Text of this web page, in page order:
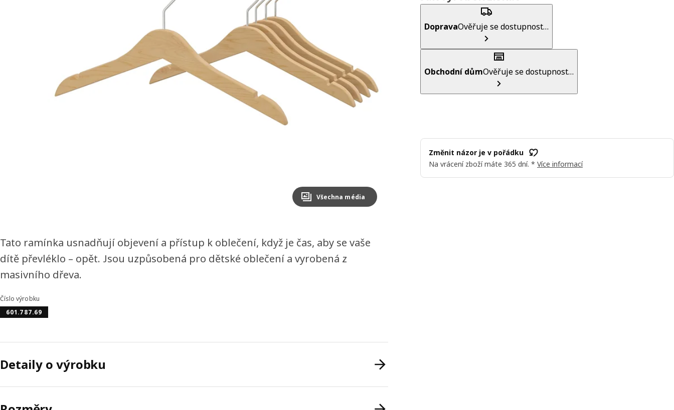
Image zoomed out, normal view
Všechna média
DopravaOvěřuje se dostupnost…
Obchodní důmOvěřuje se dostupnost…
Změnit názor je v pořádku
Na vrácení zboží máte 365 dní. * Více informací
Tato ramínka usnadňují objevení a přístup k oblečení, když je čas, aby se vaše
dítě převléklo – opět. Jsou uzpůsobená pro dětské oblečení a vyrobená z
masivního dřeva.
Číslo výrobku
601.787.69
Detaily o výrobku